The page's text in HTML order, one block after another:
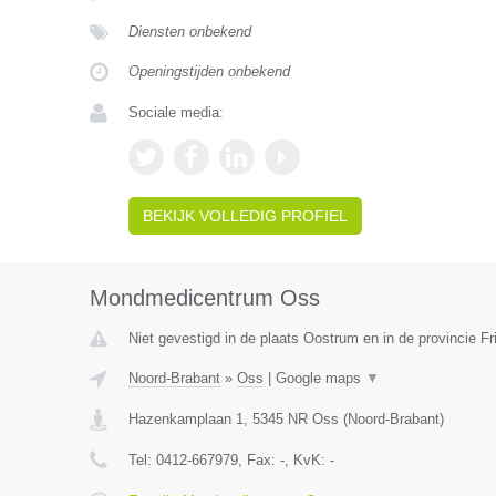
Diensten onbekend
Openingstijden onbekend
Sociale media:
BEKIJK VOLLEDIG PROFIEL
Mondmedicentrum Oss
Niet gevestigd in de plaats Oostrum en in de provincie
Noord-Brabant» Oss Google maps ▼
Hazenkamplaan 1, 5345 NR Oss (Noord-Brabant)
Tel: 0412-667979, Fax: -, KvK: -